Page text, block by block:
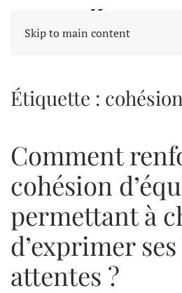
Skip to main content
Étiquette : cohésion
Comment
cohésion
permettant à
d’exprimer
attentes ?